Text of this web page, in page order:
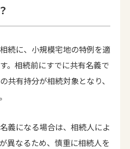
続に、小規模宅地の特例を適
。相続前にすでに共有名義で
共有持分が相続対象となり、
義になる場合は、相続人によ
異なるため、慎重に相続人を